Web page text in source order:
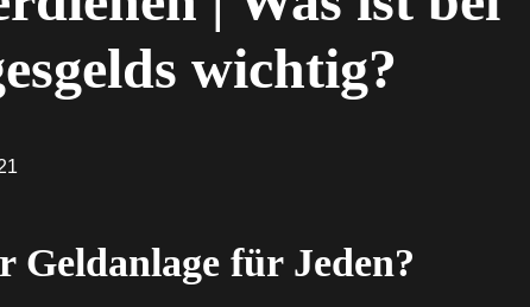
wichtig?
für Jeden?